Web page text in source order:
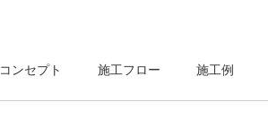
コンセプト 施工フロー 施工例